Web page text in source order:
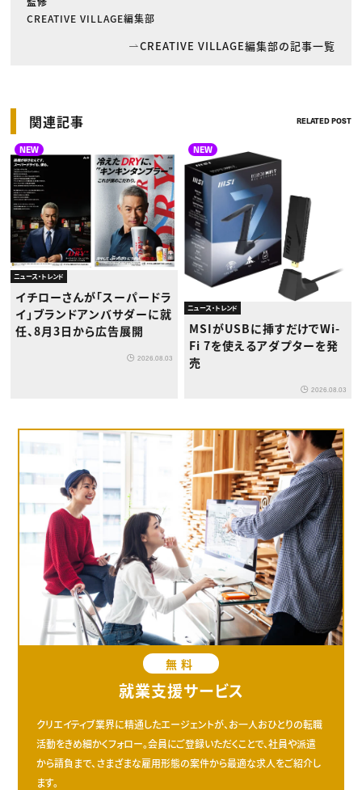
CREATIVE VILLAGE編集部
CREATIVE VILLAGE編集部の記事一覧
関連記事 RELATED POST
NEW
ニュース・トレンド
イチローさんが「スーパードラ
イ」ブランドアンバサダーに就
任、8月3日から広告展開
2026.08.03
NEW
ニュース・トレンド
MSIがUSBに挿すだけでWi-
Fi 7を使えるアダプターを発
売
2026.08.03
無料
就業支援サービス
クリエイティブ業界に精通したエージェントが、お一人おひとりの転職
活動をきめ細かくフォロー。会員にご登録いただくことで、社員や派遣
から請負まで、さまざまな雇用形態の案件から最適な求人をご紹介し
ます。